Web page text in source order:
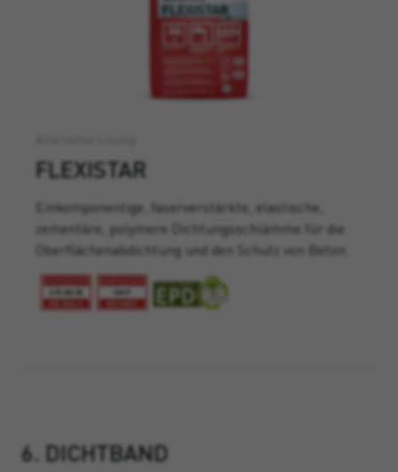
FLEXISTAR
Einkomponentige, faserverstärkte, elastische,
zementäre, polymere Dichtungsschlämme für die
Oberflächenabdichtung und den Schutz von Beton.
6. DICHTBAND